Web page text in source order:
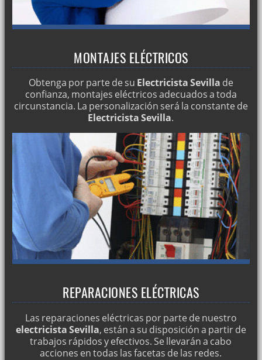
MONTAJES ELÉCTRICOS
Obtenga por parte de su Electricista Sevilla de
confianza, montajes eléctricos adecuados a toda
circunstancia. La personalización será la constante de
Electricista Sevilla.
REPARACIONES ELÉCTRICAS
Las reparaciones eléctricas por parte de nuestro
electricista Sevilla, están a su disposición a partir de
trabajos rápidos y efectivos. Se llevarán a cabo
acciones en todas las facetas de las redes.